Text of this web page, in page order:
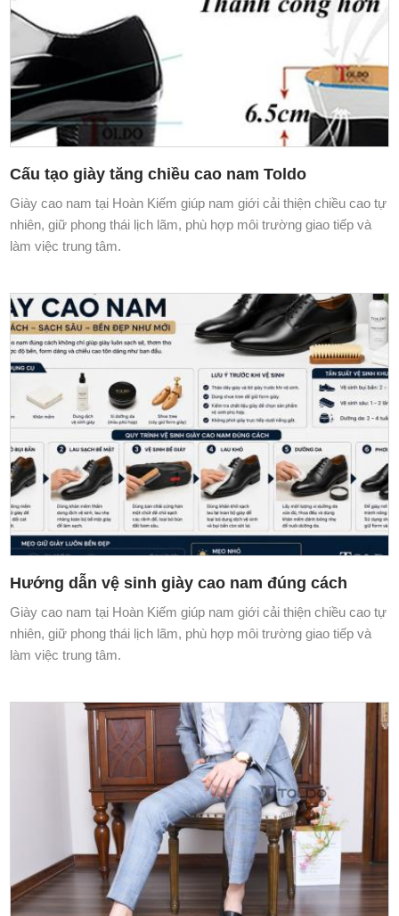
Cấu tạo giày tăng chiều cao nam Toldo
Giày cao nam tại Hoàn Kiếm giúp nam giới cải thiện chiều cao tự
nhiên, giữ phong thái lịch lãm, phù hợp môi trường giao tiếp và
làm việc trung tâm.
Hướng dẫn vệ sinh giày cao nam đúng cách
Giày cao nam tại Hoàn Kiếm giúp nam giới cải thiện chiều cao tự
nhiên, giữ phong thái lịch lãm, phù hợp môi trường giao tiếp và
làm việc trung tâm.